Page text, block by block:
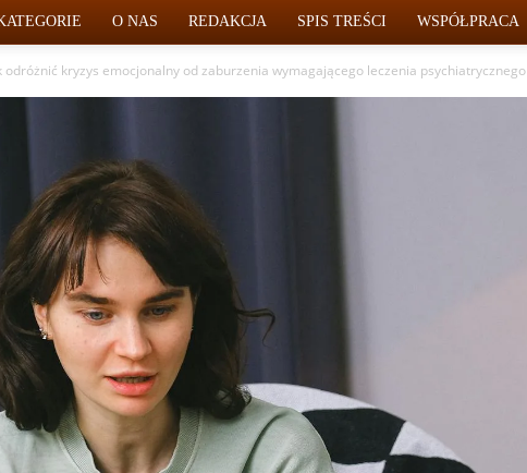
O NAS REDAKCJA SPIS TREŚCI WSPÓŁPRACA
odróżnić kryzys emocjonalny od zaburzenia wymagającego leczenia psychiatrycznego